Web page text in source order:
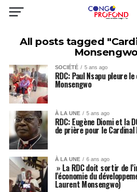
All posts tagged
SOCIÉTÉ 5 ans ago
RDC: Paul Nsapu pleure
Monsengwo
À LA UNE 5 ans ago
RDC: Eugène Diomi et la
de prière pour le Cardinal
À LA UNE 6 ans ago
» La RDC doit sortir de
l’économie du
Laurent Monsengwo)